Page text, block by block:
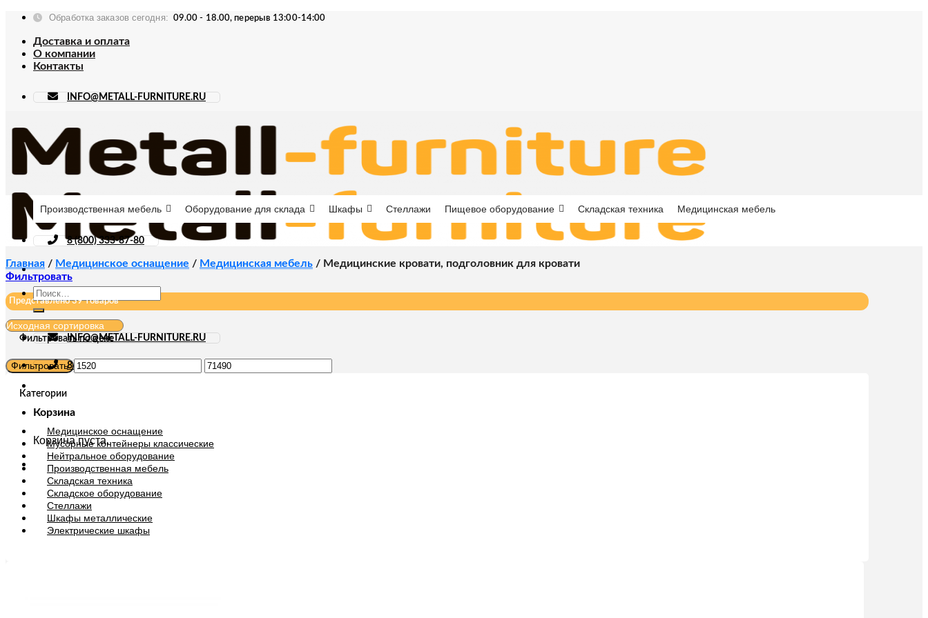
Skip
content
Обработка заказов сегодня: 09.00 - 18.00, перерыв 13:00-14:00
Доставка и оплата
О компании
Контакты
INFO@METALL-FURNITURE.RU
Искать:
INFO@METALL-FURNITURE.RU
8 (800) 333-87-80
Корзина
Корзина пуста.
Производственная мебель Оборудование для склада Шкафы Стеллажи Пищевое оборудование Складская техника Медицинская мебель
8 (800) 333-87-80
Главная / Медицинское оснащение / Медицинская мебель / Медицинские кровати, подголовник для кровати
Фильтровать
Представлено 39 товаров
Фильтровать по цене
Минимальная
цена
Максимальная
цена
Фильтровать
Категории
Медицинское оснащение
Мусорные контейнеры классические
Нейтральное оборудование
Производственная мебель
Складская техника
Складское оборудование
Стеллажи
Шкафы металлические
Электрические шкафы